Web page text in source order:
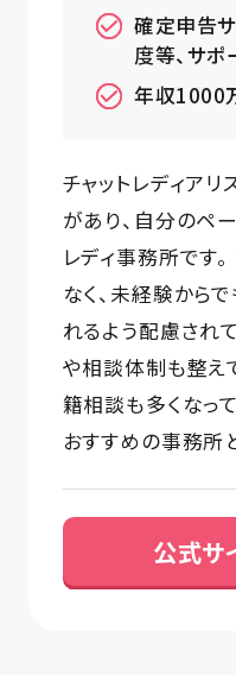
確定申告
度等、サ
年収1000
チャットレディア
があり、自分のペ
レディ事務所です
なく、未経験から
れるよう配慮され
や相談体制も整え
籍相談も多くなっ
おすすめの事務所
公式サ